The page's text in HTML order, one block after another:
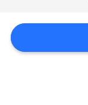
MAPA
DEL